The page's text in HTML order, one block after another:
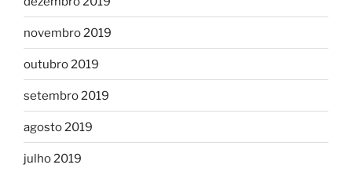
novembro 2019
outubro 2019
setembro 2019
agosto 2019
julho 2019